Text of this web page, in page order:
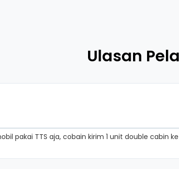
Ulasan
pakai TTS aja, cobain kirim 1 unit double